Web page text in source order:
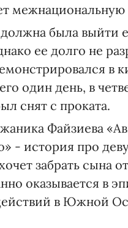
межнациональную
была выйти
ее долго не
в
один день, в
снят с проката.
Файзиева
- история про
забрать сына
оказывается в
в Южной